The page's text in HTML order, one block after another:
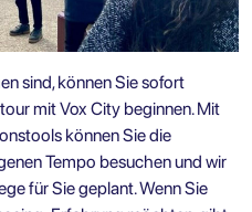
sind, können Sie sofort
mit Vox City beginnen. Mit
können Sie die
Tempo besuchen und wir
für Sie geplant. Wenn Sie